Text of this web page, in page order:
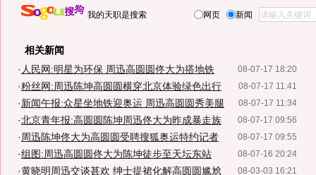
我的天职是搜索 网页 新闻
相关新闻
08-07-17 18:20
· 人民网:明星为环保 周迅高圆圆佟大为搭地铁
08-07-17 11:41
·粉丝网:周迅陈坤高圆圆横穿北京体验绿色出行
08-07-17 11:34
·新闻午报:众星坐地铁迎奥运 周迅高圆圆秀美腿
08-07-17 09:56
·北京青年报:高圆圆陈坤周迅佟大为昨成暴走族
08-07-17 09:55
· 周迅陈坤佟大为高圆圆受聘搜狐奥运特约记者
08-07-16 20:24
·组图:周迅高圆圆佟大为陈坤徒步至天坛东站
08-03-03 16:21
·黄晓明周迅交谈甚欢 绅士提裙化解高圆圆尴尬